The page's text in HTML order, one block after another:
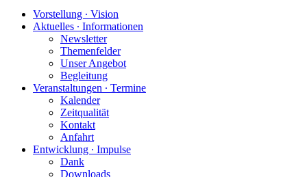
Vorstellung ∙ Vision
Aktuelles ∙ Informationen
Newsletter
Themenfelder
Unser Angebot
Begleitung
Veranstaltungen ∙ Termine
Kalender
Zeitqualität
Kontakt
Anfahrt
Entwicklung ∙ Impulse
Dank
Downloads